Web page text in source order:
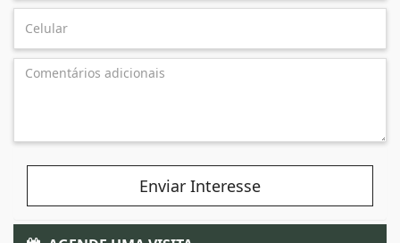
Enviar Interesse